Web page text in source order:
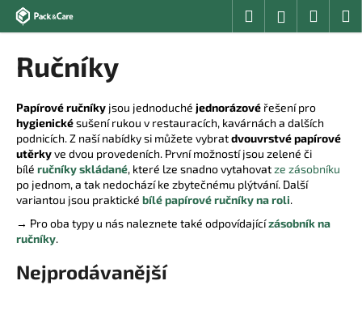
Přejít
obsah
HledatPřihlášení
Ručníky
Papírové ručníky jsou jednoduché jednorázové řešení pro
hygienickésušení rukou v restauracích, kavárnách a dalších
podnicích. Z naší nabídky si můžete vybratdvouvrstvé papírové
utěrkyve dvou provedeních. První možností jsou zelené či
bílé ručníky skládané, které lze snadno vytahovatze zásobníku
po jednom, a tak nedochází ke zbytečnému plýtvání. Další
variantou jsou praktické bílé papírové ručníky na roli.
→ Pro oba typy u nás naleznete také odpovídajícízásobník na
ručníky.
Nejprodávanější
o
o
p
o
t
ř
b
j